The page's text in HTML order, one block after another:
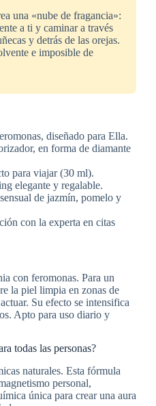
una «nube de fragancia»:
a ti y caminar a través
y detrás de las orejas.
e imposible de
diseñado para Ella.
en forma de diamante
para viajar (30 ml).
elegante y regalable.
de jazmín, pomelo y
con la experta en citas
con feromonas. Para un
la piel limpia en zonas de
Su efecto se intensifica
Apto para uso diario y
todas las personas?
naturales. Esta fórmula
personal,
única para crear una aura